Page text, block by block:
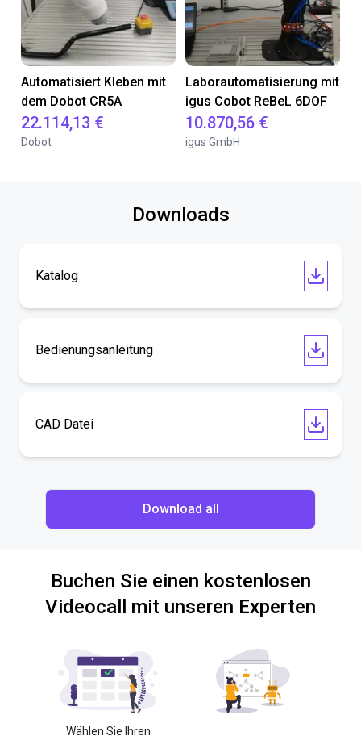
Automatisiert Kleben mit
dem Dobot CR5A
22.114,13 €
Dobot
Laborautomatisierung mit
igus Cobot ReBeL 6DOF
10.870,56 €
igus GmbH
Downloads
Katalog
Bedienungsanleitung
CAD Datei
Download all
Buchen Sie einen kostenlosen
Videocall mit unseren Experten
Wählen Sie Ihren